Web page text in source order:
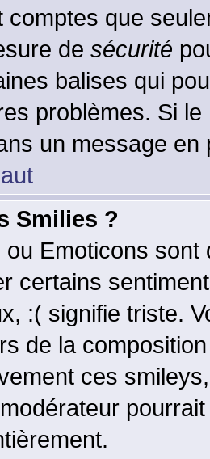
comptes que
de sécurité
balises qui
problèmes. Si
un message
Smilies ?
ou Emoticons
certains
:( signifie triste.
de la
ces